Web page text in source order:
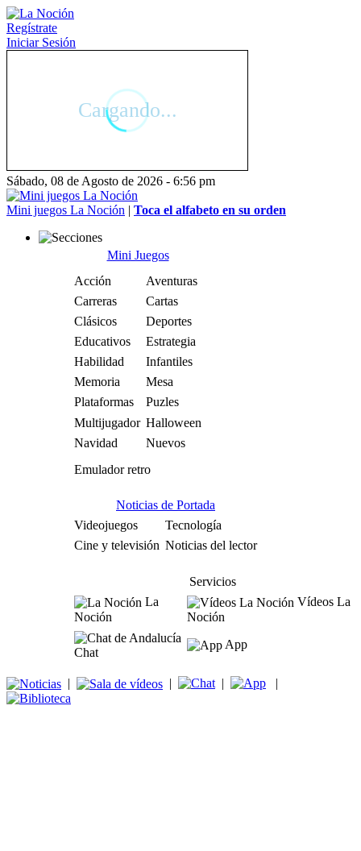
Regístrate
Iniciar Sesión
Sábado, 08 de Agosto de 2026 - 6:56 pm
Mini juegos La Noción | Toca el alfabeto en su orden
Mini Juegos
Acción
Aventuras
Carreras
Cartas
Clásicos
Deportes
Educativos
Estrategia
Habilidad
Infantiles
Memoria
Mesa
Plataformas
Puzles
Multijugador Halloween
Navidad
Nuevos
Emulador retro
Noticias de Portada
Videojuegos
Tecnología
Cine y televisión Noticias del lector
Servicios
La
Noción
Vídeos La
Noción
Chat
App
| | | |